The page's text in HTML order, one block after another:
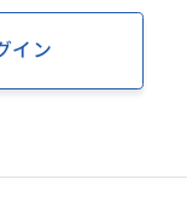
イン